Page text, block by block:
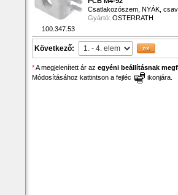
100.347.53
Csatlakozószem, NYÁK,
Gyártó: OSTERRATH
Következő:
*A megjelenített ár az egyéni beállításnak
Módosításához kattintson a fejléc
ikonjára.